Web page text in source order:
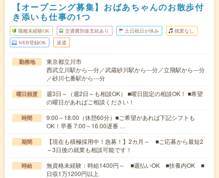
【オープニング募集】おばあちゃんのお散歩付
き添いも仕事の1つ
職種未経験OK 交通費別途支給あり 土日祝日が休み 残業なし
WEB登録OK 派遣
勤務地
東京都立川市
西武立川駅から---分／武蔵砂川駅から---分／立飛駅から---分
／砂川七番駅から---分
曜日頻度
週3日～（週2日～も相談OK） ■曜日固定の相談OK！ ■希望
の曜日があればご相談ください！
時間
9:00～18:00（休憩60分）■ご希望があれば下記シフトも
OK！早番 7:00～16:00遅番 …
期間
【現在も積極採用中！急募！】2カ月～ ■ご応募から最短2
～3日後の就業も相談可能です！
時給
無資格未経験：時給1400円～ ■週払いOK ■扶養内OK ■
日収1万1200円以上